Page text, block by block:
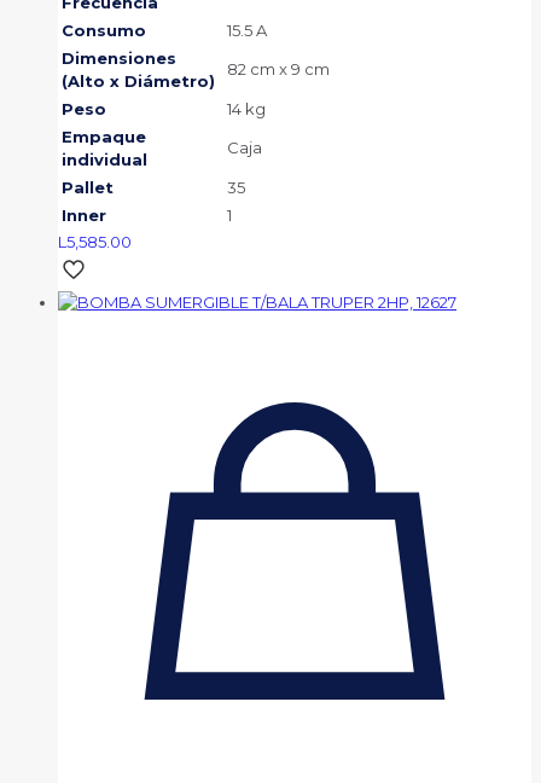
Consumo
15.5 A
Dimensiones
(Alto x Diámetro)
82 cm x 9 cm
Peso
14 kg
Empaque
individual
Caja
Pallet
35
Inner
1
L5,585.00